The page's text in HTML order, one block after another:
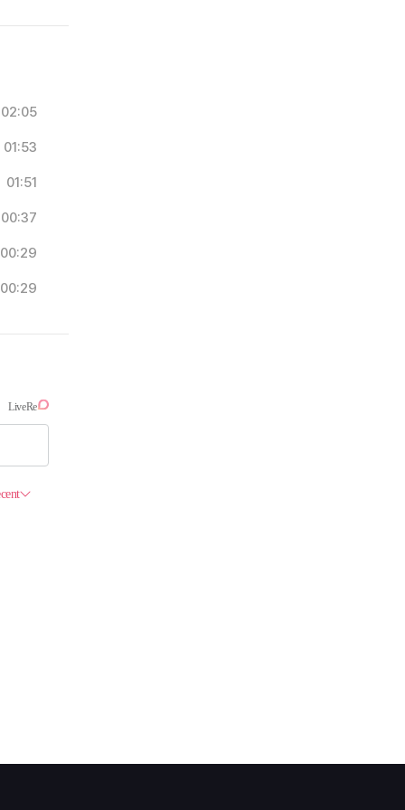
02:05
01:53
01:51
00:37
00:29
00:29